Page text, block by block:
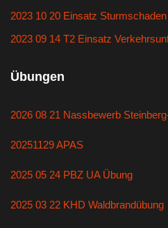
2023 10 20 Einsatz Sturmschaden
2023 09 14 T2 Einsatz
Übungen
2026 08 21 Nassbewerb
20251129 APAS
2025 05 24 PBZ UA Übung
2025 03 22 KHD Waldbrandübung